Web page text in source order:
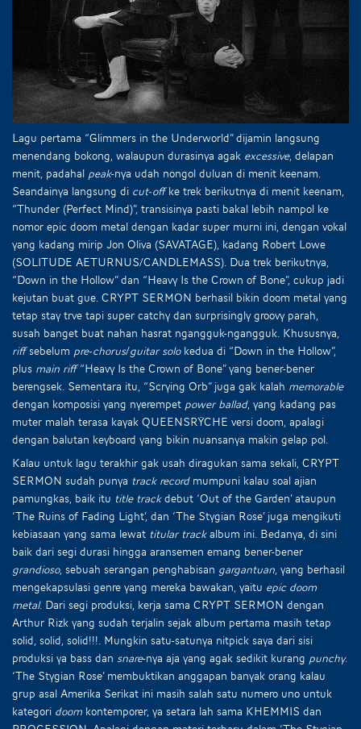
Lagu pertama “Glimmers in the Underworld” dijamin langsung
menendang bokong, walaupun durasinya agak excessive, delapan
menit, padahal peak-nya udah nongol duluan di menit keenam.
Seandainya langsung di cut-offke trek berikutnya di menit keenam,
“Thunder (Perfect Mind)”, transisinya pasti bakal lebih nampol ke
nomor epic doom metal dengan kadar super murni ini, dengan vokal
yang kadang mirip Jon Oliva (SAVATAGE), kadang Robert Lowe
(SOLITUDE AETURNUS/CANDLEMASS). Dua trek berikutnya,
“Down in the Hollow” dan “Heavy Is the Crown of Bone”, cukup jadi
kejutan buat gue. CRYPT SERMON berhasil bikin doom metal yang
tetap stay trve tapi super catchy dan surprisingly groovy parah,
susah banget buat nahan hasrat ngangguk-ngangguk. Khususnya,
riffsebelum pre-chorus/guitar solokedua di “Down in the Hollow”,
plus main riff“Heavy Is the Crown of Bone” yang bener-bener
berengsek. Sementara itu, “Scrying Orb” juga gak kalah memorable
dengan komposisi yang nyerempet power ballad, yang kadang pas
muter malah terasa kayak QUEENSRŸCHE versi doom, apalagi
dengan balutan keyboard yang bikin nuansanya makin gelap pol.
Kalau untuk lagu terakhir gak usah diragukan sama sekali, CRYPT
SERMON sudah punya track recordmumpuni kalau soal ajian
pamungkas, baik itu title trackdebut ‘Out of the Garden’ ataupun
‘The Ruins of Fading Light’, dan ‘The Stygian Rose’ juga mengikuti
kebiasaan yang sama lewat titular trackalbum ini. Bedanya, di sini
baik dari segi durasi hingga aransemen emang bener-bener
grandioso, sebuah serangan penghabisan gargantuan , yang berhasil
mengekapsulasi genre yang mereka bawakan, yaitu epic doom
metal. Dari segi produksi, kerja sama CRYPT SERMON dengan
Arthur Rizk yang sudah terjalin sejak album pertama masih tetap
solid, solid, solid!!!. Mungkin satu-satunya nitpick saya dari sisi
produksi ya bass dan snare-nya aja yang agak sedikit kurang punchy.
‘The Stygian Rose’ membuktikan anggapan banyak orang kalau
grup asal Amerika Serikat ini masih salah satu numero uno untuk
kategori doom kontemporer, ya setara lah sama KHEMMIS dan